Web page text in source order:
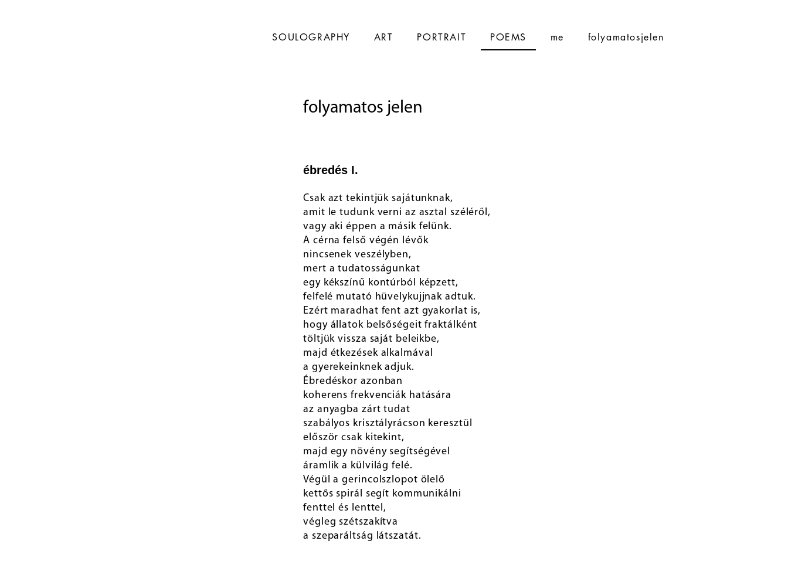
SOULOGRAPHY ART PORTRAIT POEMS me folyamatosjelen
folyamatos jelen
ébredés I.
Csak azt tekintjük sajátunknak,
amit le tudunk verni az asztal széléről,
vagy aki éppen a másik felünk.
A cérna felső végén lévők
nincsenek veszélyben,
mert a tudatosságunkat
egy kékszínű kontúrból képzett,
felfelé mutató hüvelykujjnak adtuk.
Ezért maradhat fent azt gyakorlat is,
hogy állatok belsőségeit fraktálként
töltjük vissza saját beleikbe,
majd étkezések alkalmával
a gyerekeinknek adjuk.
Ébredéskor azonban
koherens frekvenciák hatására
az anyagba zárt tudat
szabályos krisztályrácson keresztül
először csak kitekint,
majd egy növény segítségével
áramlik a külvilág felé.
Végül a gerincolszlopot ölelő
kettős spirál segít kommunikálni
fenttel és lenttel,
végleg szétszakítva
a szeparáltság látszatát.